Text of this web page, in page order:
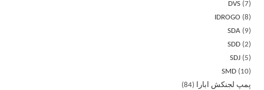
DVS 7
IDROGO
8
SDA
9
SDD 2
SDJ
5
SMD
10
پمپ لجنکش ابارا
84